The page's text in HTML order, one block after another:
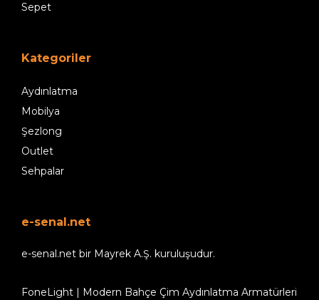
Sepet
Kategoriler
Aydınlatma
Mobilya
Şezlong
Outlet
Sehpalar
e-senal.net
e-senal.net bir Mayrek A.Ş. kuruluşudur.
FoneLight | Modern Bahçe Çim Aydınlatma Armatürleri